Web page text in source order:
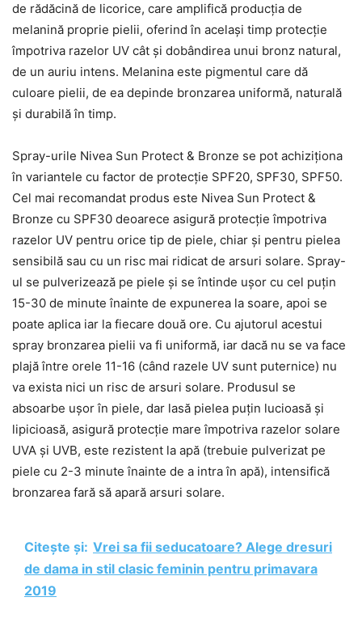
de rădăcină de licorice, care amplifică producția de
melanină proprie pielii, oferind în același timp protecție
împotriva razelor UV cât și dobândirea unui bronz natural,
de un auriu intens. Melanina este pigmentul care dă
culoare pielii, de ea depinde bronzarea uniformă, naturală
și durabilă în timp.
Spray-urile Nivea Sun Protect & Bronze se pot achiziționa
în variantele cu factor de protecție SPF20, SPF30, SPF50.
Cel mai recomandat produs este Nivea Sun Protect &
Bronze cu SPF30 deoarece asigură protecție împotriva
razelor UV pentru orice tip de piele, chiar și pentru pielea
sensibilă sau cu un risc mai ridicat de arsuri solare. Spray-
ul se pulverizează pe piele și se întinde ușor cu cel puțin
15-30 de minute înainte de expunerea la soare, apoi se
poate aplica iar la fiecare două ore. Cu ajutorul acestui
spray bronzarea pielii va fi uniformă, iar dacă nu se va face
plajă între orele 11-16 (când razele UV sunt puternice) nu
va exista nici un risc de arsuri solare. Produsul se
absoarbe ușor în piele, dar lasă pielea puțin lucioasă și
lipicioasă, asigură protecție mare împotriva razelor solare
UVA și UVB, este rezistent la apă (trebuie pulverizat pe
piele cu 2-3 minute înainte de a intra în apă), intensifică
bronzarea fară să apară arsuri solare.
Citește și: Vrei sa fii seducatoare? Alege dresuri
de dama in stil clasic feminin pentru primavara
2019